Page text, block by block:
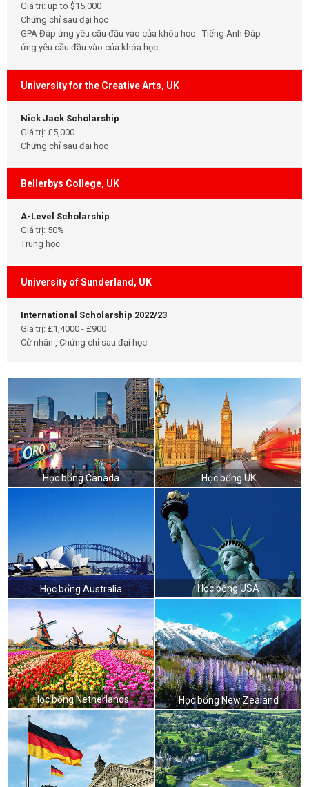
Giá trị: up to $15,000
Chứng chỉ sau đại học
GPA Đáp ứng yêu cầu đầu vào của khóa học - Tiếng Anh Đáp
ứng yêu cầu đầu vào của khóa học
University for the Creative Arts, UK
Nick Jack Scholarship
Giá trị: £5,000
Chứng chỉ sau đại học
Bellerbys College, UK
A-Level Scholarship
Giá trị: 50%
Trung học
University of Sunderland, UK
International Scholarship 2022/23
Giá trị: £1,4000 - £900
Cử nhân , Chứng chỉ sau đại học
Học bổng Canada Học bổng UK
Học bổng Australia Học bổng USA
Học bổng Netherlands Học bổng New Zealand